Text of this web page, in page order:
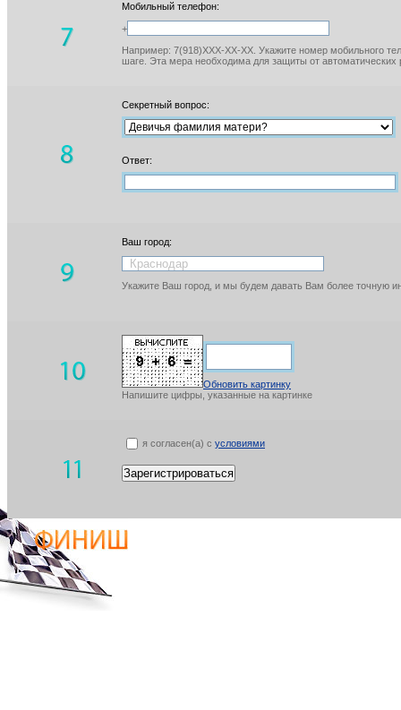
Мобильный телефон:
+
Например: 7(918)XXX-XX-XX. Укажите номер мобильного
шаге. Эта мера необходима для защиты от автоматических
Секретный вопрос:
Ответ:
Ваш город:
Укажите Ваш город, и мы будем давать Вам более точную
Обновить картинку
Напишите цифры, указанные на картинке
я согласен(а) с условиями
Зарегистрироваться